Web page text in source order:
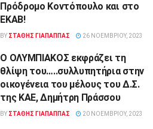
Πρόδρομο Κοντόπουλο και στο
ΕΚΑΒ!
BY ΣΤΑΘΗΣ ΓΊΑΠΑΠΠΑΣ 26 ΝΟΕΜΒΡΊΟΥ, 2023
Ο ΟΛΥΜΠΙΑΚΟΣ εκφράζει τη
θλίψη του…..συλλυπητήρια στην
οικογένεια του μέλους του Δ.Σ.
της ΚΑΕ, Δημήτρη Πράσσου
BY ΣΤΑΘΗΣ ΓΊΑΠΑΠΠΑΣ 20 ΝΟΕΜΒΡΊΟΥ, 2023